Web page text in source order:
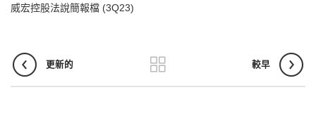
威宏控股法說簡報檔 (3Q23)
更新的 較早